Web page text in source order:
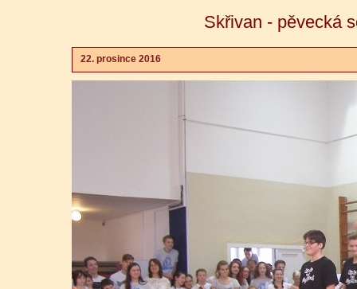
Skřivan - pěvecká
22. prosince 2016